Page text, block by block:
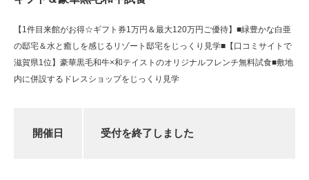
【1件目来館がお得☆ギフト券1万円＆最大120万円ご優待】■緑豊かな白亜
の邸宅＆水と癒しを感じるリゾート邸宅をじっくり見学■【口コミサイトで
滋賀県1位】豪華黒毛和牛×和テイストのオリジナルフレンチ無料試食■敷地
内に併設するドレスショップをじっくり見学
開催日 受付を終了しました